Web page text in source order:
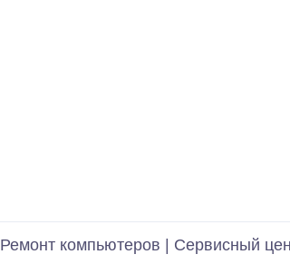
Ремонт компьютеров | Сервисный